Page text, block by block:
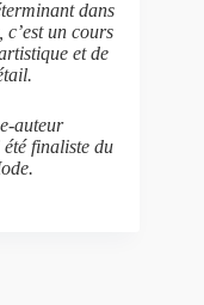
dans
un cours
et de
auteur
finaliste du